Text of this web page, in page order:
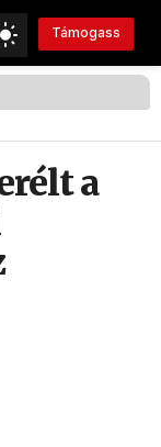
Támogass
a